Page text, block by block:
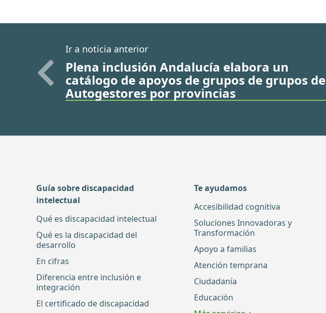
Ir a noticia anterior
Plena inclusión Andalucía elabora un
catálogo de apoyos de grupos de grupos de
Autogestores por provincias
Guía sobre discapacidad
intelectual
Qué es discapacidad intelectual
Qué es la discapacidad del
desarrollo
En cifras
Diferencia entre inclusión e
integración
El certificado de discapacidad
Te ayudamos
Accesibilidad cognitiva
Soluciones Innovadoras y
Transformación
Apoyo a familias
Atención temprana
Ciudadanía
Educación